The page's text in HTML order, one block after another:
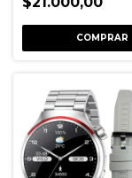
COMPRAR